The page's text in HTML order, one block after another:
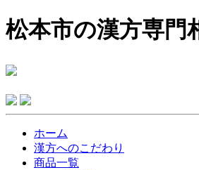
松本市の漢方専門
ホーム
漢方へのこだわり
商品一覧